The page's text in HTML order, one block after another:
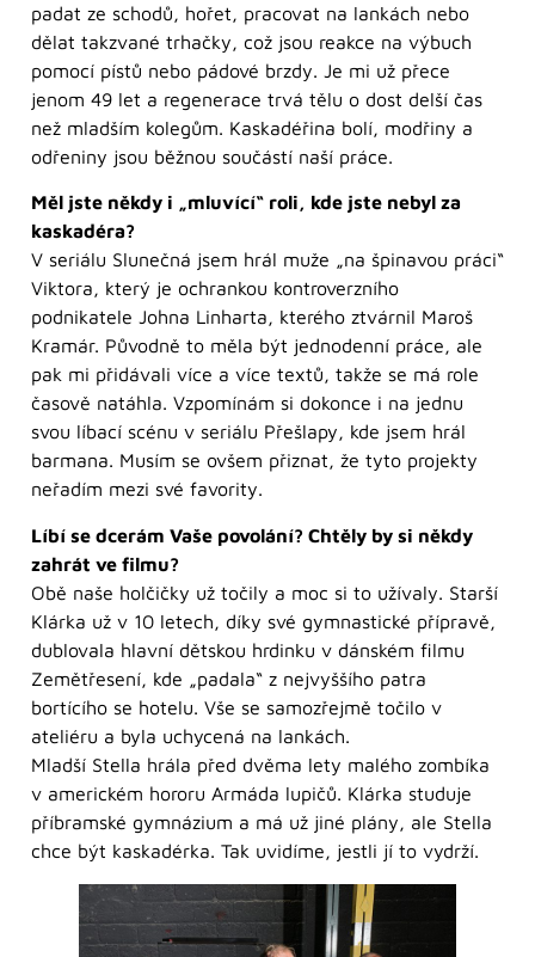
padat ze schodů, hořet, pracovat na lankách nebo
dělat takzvané trhačky, což jsou reakce na výbuch
pomocí pístů nebo pádové brzdy. Je mi už přece
jenom 49 let a regenerace trvá tělu o dost delší čas
než mladším kolegům. Kaskadéřina bolí, modřiny a
odřeniny jsou běžnou součástí naší práce.
Měl jste někdy i „mluvící“ roli, kde jste nebyl za
kaskadéra?
V seriálu Slunečná jsem hrál muže „na špinavou práci“
Viktora, který je ochrankou kontroverzního
podnikatele Johna Linharta, kterého ztvárnil Maroš
Kramár. Původně to měla být jednodenní práce, ale
pak mi přidávali více a více textů, takže se má role
časově natáhla. Vzpomínám si dokonce i na jednu
svou líbací scénu v seriálu Přešlapy, kde jsem hrál
barmana. Musím se ovšem přiznat, že tyto projekty
neřadím mezi své favority.
Líbí se dcerám Vaše povolání? Chtěly by si někdy
zahrát ve filmu?
Obě naše holčičky už točily a moc si to užívaly. Starší
Klárka už v 10 letech, díky své gymnastické přípravě,
dublovala hlavní dětskou hrdinku v dánském filmu
Zemětřesení, kde „padala“ z nejvyššího patra
bortícího se hotelu. Vše se samozřejmě točilo v
ateliéru a byla uchycená na lankách.
Mladší Stella hrála před dvěma lety malého zombíka
v americkém hororu Armáda lupičů. Klárka studuje
příbramské gymnázium a má už jiné plány, ale Stella
chce být kaskadérka. Tak uvidíme, jestli jí to vydrží.